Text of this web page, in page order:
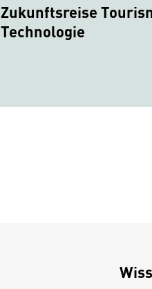
Zukunftsreise
Technologie